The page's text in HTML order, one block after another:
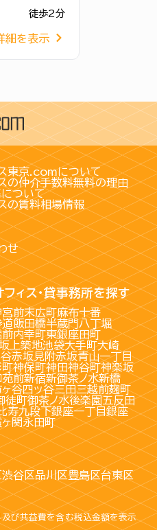
徒歩2分
細を表示
東京.comについて
の仲介手数料無料の理由
ついて
の賃料相場情報
せ
ィス・貸事務所を探す
宮前末広町麻布十番
道飯田橋半蔵門八丁堀
前内幸町東銀座田町
上築地池袋大手町大崎
赤坂見附赤坂青山一丁目
町神保町神田神谷町神楽坂
苑前新宿新御茶ノ水新橋
谷四ッ谷三田三越前麹町
徒町御茶ノ水後楽園五反田
寿九段下銀座一丁目銀座
関永田町
渋谷区品川区豊島区台東区
び共益費を含む税込金額を表示